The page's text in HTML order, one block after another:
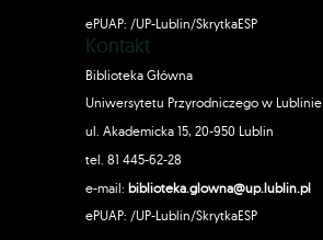
ePUAP: /UP-Lublin/SkrytkaESP
Kontakt
Biblioteka Główna
Uniwersytetu Przyrodniczego w Lublinie
ul. Akademicka 15, 20-950 Lublin
tel. 81 445-62-28
e-mail: biblioteka.glowna@up.lublin.pl
ePUAP: /UP-Lublin/SkrytkaESP